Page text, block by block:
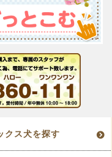
クス犬を探す